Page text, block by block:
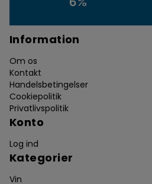
Information
Om os
Kontakt
Handelsbetingelser
Cookiepolitik
Privatlivspolitik
Konto
Log ind
Kategorier
Vin